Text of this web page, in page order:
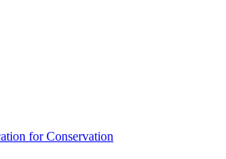
for Conservation